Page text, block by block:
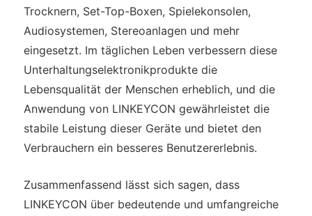
Trocknern, Set-Top-Boxen, Spielekonsolen,
Audiosystemen, Stereoanlagen und mehr
eingesetzt. Im täglichen Leben verbessern diese
Unterhaltungselektronikprodukte die
Lebensqualität der Menschen erheblich, und die
Anwendung von LINKEYCON gewährleistet die
stabile Leistung dieser Geräte und bietet den
Verbrauchern ein besseres Benutzererlebnis.
Zusammenfassend lässt sich sagen, dass
LINKEYCON über bedeutende und umfangreiche